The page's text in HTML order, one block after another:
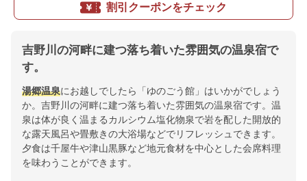
割引クーポンをチェック
吉野川の河畔に建つ落ち着いた雰囲気の温泉宿で
す。
湯郷温泉にお越しでしたら「ゆのごう館」はいかがでしょう
か。吉野川の河畔に建つ落ち着いた雰囲気の温泉宿です。温
泉は体が良く温まるカルシウム塩化物泉で岩を配した開放的
な露天風呂や畳敷きの大浴場などでリフレッシュできます。
夕食は千屋牛や津山黒豚など地元食材を中心とした会席料理
を味わうことができます。